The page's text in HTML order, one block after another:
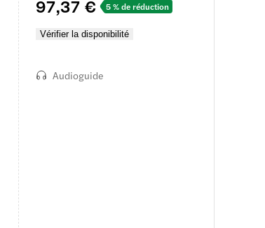
97,37 € 5 % de réduction
Vérifier la disponibilité
Audioguide